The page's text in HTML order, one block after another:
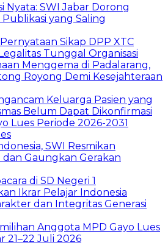
Nyata: SWI Jabar Dorong
yang Saling
Sikap DPP XTC
Tunggal Organisasi
Menggema di Padalarang,
Royong Demi Kesejahteraan
Keluarga Pasien yang
Belum Dapat Dikonfirmasi
Lues Periode 2026-2031
SWI Resmikan
Gaungkan Gerakan
di SD Negeri 1
Ikrar Pelajar Indonesia
dan Integritas Generasi
Anggota MPD Gayo Lues
21–22 Juli 2026